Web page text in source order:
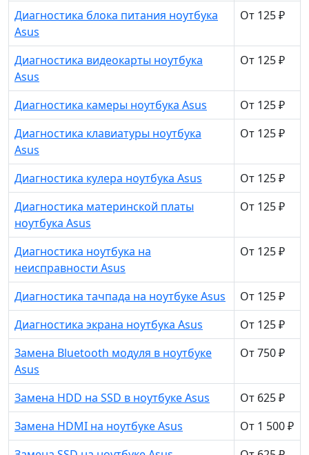
Диагностика блока питания ноутбука
Asus
От 125 ₽
Диагностика видеокарты ноутбука
Asus
От 125 ₽
Диагностика камеры ноутбука Asus
От 125 ₽
Диагностика клавиатуры ноутбука
Asus
От 125 ₽
Диагностика кулера ноутбука Asus
От 125 ₽
Диагностика материнской платы
ноутбука Asus
От 125 ₽
Диагностика ноутбука на
неисправности Asus
От 125 ₽
Диагностика тачпада на ноутбуке Asus
От 125 ₽
Диагностика экрана ноутбука Asus
От 125 ₽
Замена Bluetooth модуля в ноутбуке
Asus
От 750 ₽
Замена HDD на SSD в ноутбуке Asus
От 625 ₽
Замена HDMI на ноутбуке Asus
От 1 500 ₽